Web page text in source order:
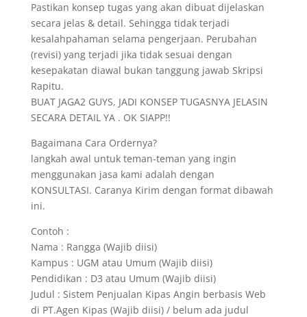
Pastikan konsep tugas yang akan dibuat dijelaskan
secara jelas & detail. Sehingga tidak terjadi
kesalahpahaman selama pengerjaan. Perubahan
(revisi) yang terjadi jika tidak sesuai dengan
kesepakatan diawal bukan tanggung jawab Skripsi
Rapitu.
BUAT JAGA2 GUYS, JADI KONSEP TUGASNYA JELASIN
SECARA DETAIL YA . OK SIAPP!!
Bagaimana Cara Ordernya?
langkah awal untuk teman-teman yang ingin
menggunakan jasa kami adalah dengan
KONSULTASI. Caranya Kirim dengan format dibawah
ini.
Contoh :
Nama : Rangga (Wajib diisi)
Kampus : UGM atau Umum (Wajib diisi)
Pendidikan : D3 atau Umum (Wajib diisi)
Judul : Sistem Penjualan Kipas Angin berbasis Web
di PT.Agen Kipas (Wajib diisi) / belum ada judul